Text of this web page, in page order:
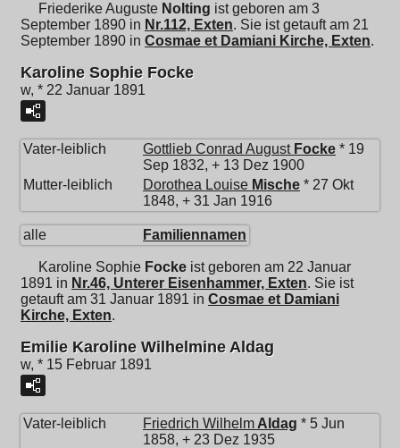
Friederike Auguste Nolting ist geboren am 3
September 1890 in Nr.112, Exten. Sie ist getauft am 21
September 1890 in Cosmae et Damiani Kirche, Exten.
Karoline Sophie Focke
w, * 22 Januar 1891
Vater-leiblich Gottlieb Conrad August Focke * 19
Sep 1832, + 13 Dez 1900
Mutter-leiblich
Dorothea Louise Mische * 27 Okt
1848, + 31 Jan 1916
alle Familiennamen
Karoline Sophie Focke ist geboren am 22 Januar
1891 in Nr.46, Unterer Eisenhammer, Exten. Sie ist
getauft am 31 Januar 1891 in Cosmae et Damiani
Kirche, Exten.
Emilie Karoline Wilhelmine Aldag
w, * 15 Februar 1891
Vater-leiblich Friedrich Wilhelm Aldag * 5 Jun
1858, + 23 Dez 1935